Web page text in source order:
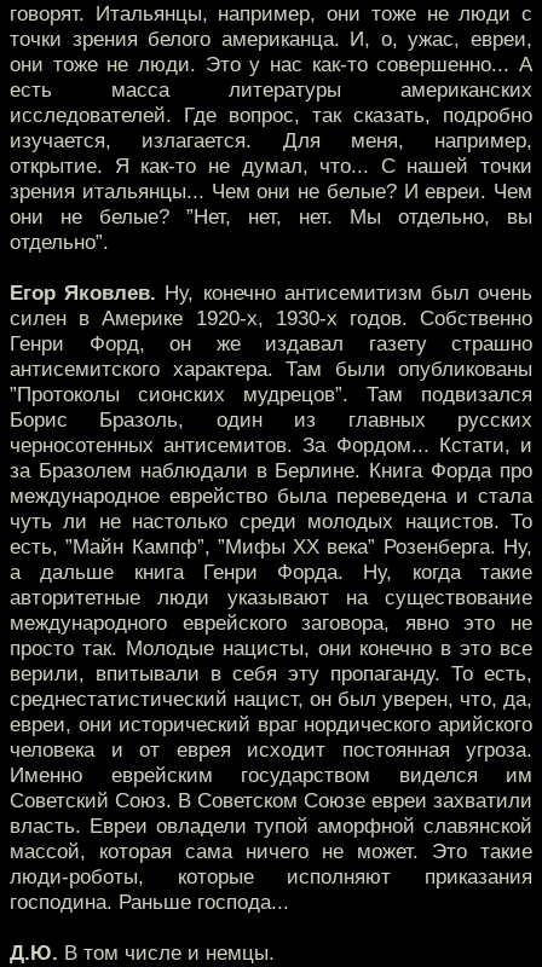
говорят. Итальянцы, например, они тоже не люди с
точки зрения белого американца. И, о, ужас, евреи,
они тоже не люди. Это у нас как-то совершенно... А
есть масса литературы американских
исследователей. Где вопрос, так сказать, подробно
изучается, излагается. Для меня, например,
открытие. Я как-то не думал, что... С нашей точки
зрения итальянцы... Чем они не белые? И евреи. Чем
они не белые? ”Нет, нет, нет. Мы отдельно, вы
отдельно”.
Егор Яковлев. Ну, конечно антисемитизм был очень
силен в Америке 1920-х, 1930-х годов. Собственно
Генри Форд, он же издавал газету страшно
антисемитского характера. Там были опубликованы
”Протоколы сионских мудрецов”. Там подвизался
Борис Бразоль, один из главных русских
черносотенных антисемитов. За Фордом... Кстати, и
за Бразолем наблюдали в Берлине. Книга Форда про
международное еврейство была переведена и стала
чуть ли не настолько среди молодых нацистов. То
есть, ”Майн Кампф”, ”Мифы XX века” Розенберга. Ну,
а дальше книга Генри Форда. Ну, когда такие
авторитетные люди указывают на существование
международного еврейского заговора, явно это не
просто так. Молодые нацисты, они конечно в это все
верили, впитывали в себя эту пропаганду. То есть,
среднестатистический нацист, он был уверен, что, да,
евреи, они исторический враг нордического арийского
человека и от еврея исходит постоянная угроза.
Именно еврейским государством виделся им
Советский Союз. В Советском Союзе евреи захватили
власть. Евреи овладели тупой аморфной славянской
массой, которая сама ничего не может. Это такие
люди-роботы, которые исполняют приказания
господина. Раньше господа...
Д.Ю. В том числе и немцы.